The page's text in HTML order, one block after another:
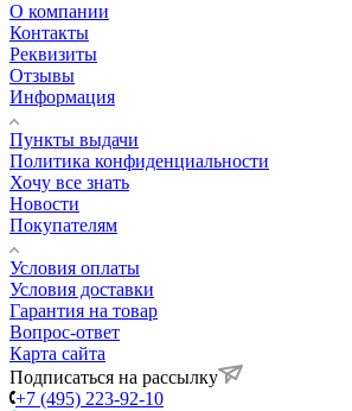
О компании
Контакты
Реквизиты
Отзывы
Информация
Пункты выдачи
Политика конфиденциальности
Хочу все знать
Новости
Покупателям
Условия оплаты
Условия доставки
Гарантия на товар
Вопрос-ответ
Карта сайта
Подписаться на рассылку
+7 (495) 223-92-10